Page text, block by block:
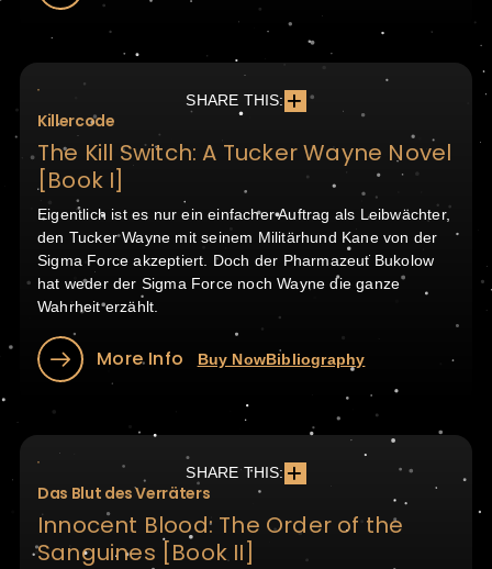
SHARE THIS:
Killercode
The Kill Switch: A Tucker Wayne Novel
[Book I]
Eigentlich ist es nur ein einfacher Auftrag als Leibwächter,
den Tucker Wayne mit seinem Militärhund Kane von der
Sigma Force akzeptiert. Doch der Pharmazeut Bukolow
hat weder der Sigma Force noch Wayne die ganze
Wahrheit erzählt.
More Info Buy NowBibliography
SHARE THIS:
Das Blut des Verräters
Innocent Blood: The Order of the
Sanguines [Book II]